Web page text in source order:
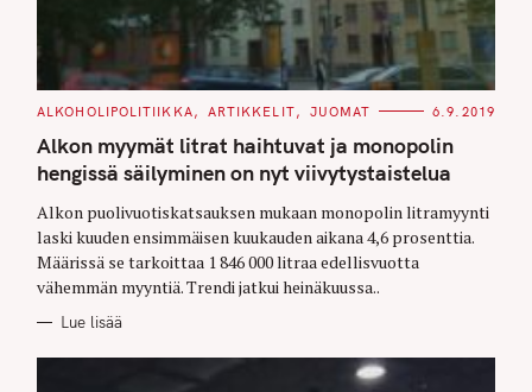
C
T
E
G
O
I
E
S
ALKOHOLIPOLITIIKKA ARTIKKELIT JUOMAT 6.9.2019
Alkon myymät litrat haihtuvat ja monopolin
hengissä säilyminen on nyt viivytystaistelua
Alkon puolivuotiskatsauksen mukaan monopolin litramyynti
laski kuuden ensimmäisen kuukauden aikana 4,6 prosenttia.
Määrissä se tarkoittaa 1 846 000 litraa edellisvuotta
vähemmän myyntiä. Trendi jatkui heinäkuussa..
Lue lisää